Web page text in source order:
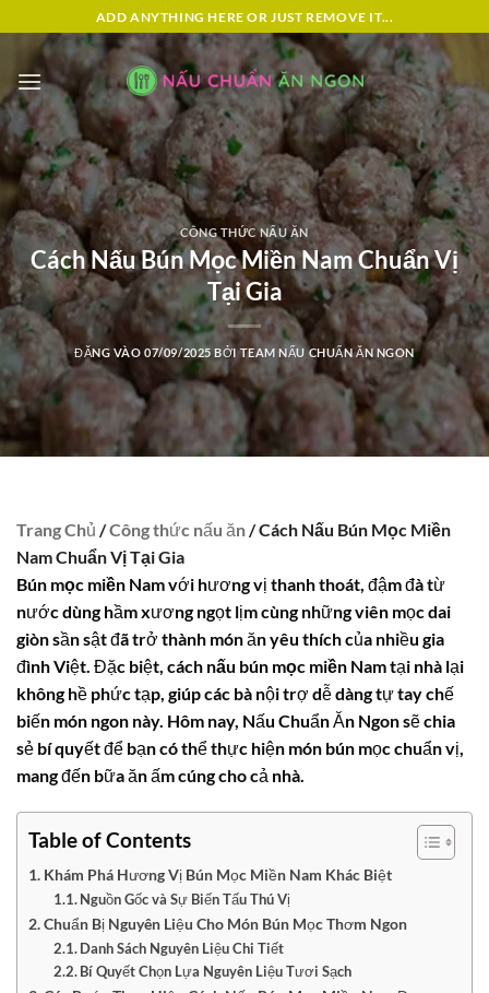
qua
dung
ADD ANYTHING HERE OR JUST REMOVE IT...
CÔNG THỨC NẤU ĂN
Cách Nấu Bún Mọc Miền Nam Chuẩn Vị
Tại Gia
ĐĂNG VÀO07/09/2025BỞITEAM NẤU CHUẨN ĂN NGON
Trang Chủ /Công thức nấu ăn/ Cách Nấu Bún Mọc Miền
Nam Chuẩn Vị Tại Gia
Bún mọc miền Namvới hương vị thanh thoát, đậm đà từ
nước dùng hầm xương ngọt lịm cùng những viên mọc dai
giòn sần sật đã trở thành món ăn yêu thích của nhiều gia
đình Việt. Đặc biệt, cách nấu bún mọc miền Namtại nhà lại
không hề phức tạp, giúp các bà nội trợ dễ dàng tự tay chế
biến món ngon này. Hôm nay, Nấu Chuẩn Ăn Ngon sẽ chia
sẻ bí quyết để bạn có thể thực hiện món bún mọc chuẩn vị,
mang đến bữa ăn ấm cúng cho cả nhà.
Table of Contents
Khám Phá Hương Vị Bún Mọc Miền Nam Khác Biệt
Nguồn Gốc và Sự Biến Tấu Thú Vị
Chuẩn Bị Nguyên Liệu Cho Món Bún Mọc Thơm Ngon
Danh Sách Nguyên Liệu Chi Tiết
Bí Quyết Chọn Lựa Nguyên Liệu Tươi Sạch